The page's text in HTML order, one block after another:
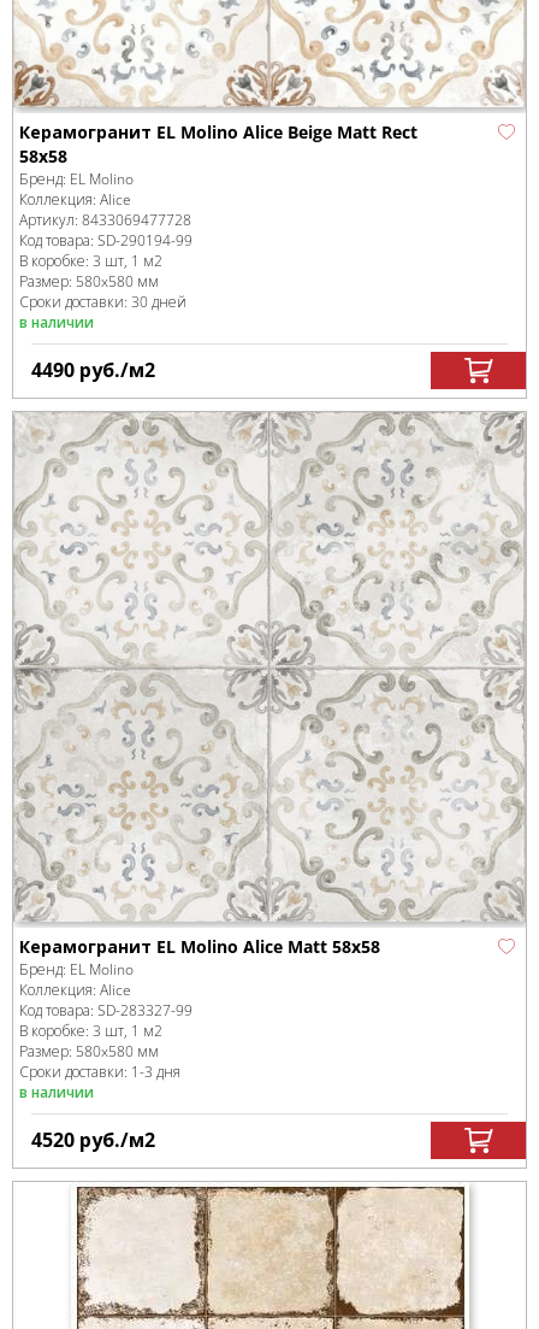
Керамогранит EL Molino Alice Beige Matt Rect
58x58
Бренд: EL Molino
Коллекция: Alice
Артикул: 8433069477728
Код товара: SD-290194-99
В коробке: 3 шт, 1 м2
Размер: 580x580 мм
Сроки доставки: 30 дней
в наличии
4490 руб./м2
Керамогранит EL Molino Alice Matt 58x58
Бренд: EL Molino
Коллекция: Alice
Код товара: SD-283327-99
В коробке: 3 шт, 1 м2
Размер: 580x580 мм
Сроки доставки: 1-3 дня
в наличии
4520 руб./м2